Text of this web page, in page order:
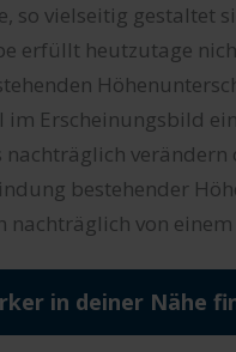
so vielseitig gestaltet
erfüllt heutzutage
Erscheinungsbild
verändern
bestehender
von
in deiner Nähe